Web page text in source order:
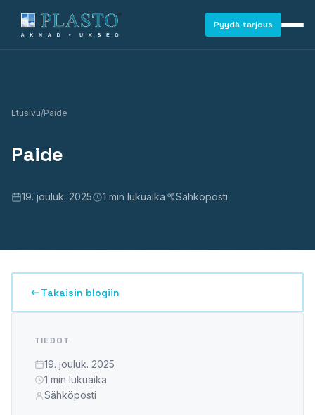
IKKUNAT
Kapea
Tasopintainen
Pyydä tarjous
Etusivu/Paide
Paide
19. jouluk. 2025 1 min lukuaika Sähköposti
Takaisin blogiin
TIEDOT
19. jouluk. 2025
1 min lukuaika
Sähköposti